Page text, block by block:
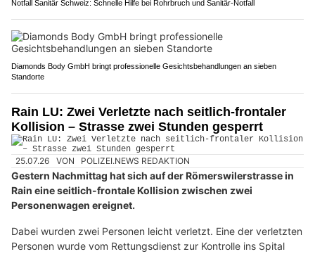
Notfall Sanitär Schweiz: Schnelle Hilfe bei Rohrbruch und Sanitär-Notfall
Diamonds Body GmbH bringt professionelle Gesichtsbehandlungen an sieben
Standorte
Rain LU: Zwei Verletzte nach seitlich-frontaler
Kollision – Strasse zwei Stunden gesperrt
25.07.26 VON POLIZEI.NEWS REDAKTION
Gestern Nachmittag hat sich auf der Römerswilerstrasse in
Rain eine seitlich-frontale Kollision zwischen zwei
Personenwagen ereignet.
Dabei wurden zwei Personen leicht verletzt. Eine der verletzten
Personen wurde vom Rettungsdienst zur Kontrolle ins Spital